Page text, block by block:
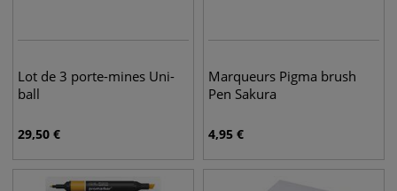
Lot de 3 porte-mines Uni-
ball
29,50 €
Marqueurs Pigma brush
Pen Sakura
4,95 €